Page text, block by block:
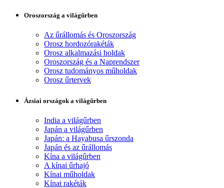
Oroszország a világűrben
Az űrállomás és Oroszország
Orosz hordozórakéták
Orosz alkalmazási holdak
Oroszország és a Naprendszer
Orosz tudományos műholdak
Orosz űrtervek
Ázsiai országok a világűrben
India a világűrben
Japán a világűrben
Japán: a Hayabusa űrszonda
Japán és az űrállomás
Kína a világűrben
A kínai űrhajó
Kínai műholdak
Kínai rakéták